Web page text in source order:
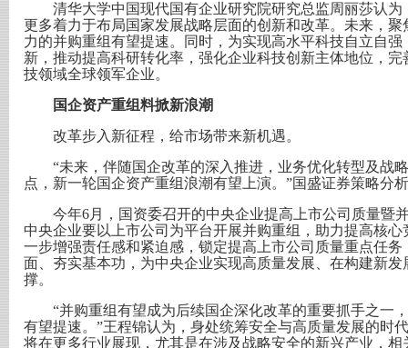
清华大学中国现代国有企业研究院研究总监周丽莎认为
更多着力于布局国家发展战略层面的创新和改革。未来，
力的并购重组有望提速。同时，为实现高水平科技自立自
新，推动提高科研转化率，强化企业科技创新主体地位，
技领域全球领军企业。
国企资产重组料掀新浪潮
改革步入新征程，给市场带来新机遇。
“未来，伴随国企改革的深入推进，业务优化转型及战
点，新一轮国企资产重组浪潮有望上演。”国盛证券策略分
今年6月，国资委召开的中央企业提高上市公司质量暨
中央企业要以上市公司为平台开展并购重组，助力提高核
一步增强责任感和紧迫感，锁定提高上市公司质量重点任
面、夯实基本功，为中央企业实现高质量发展、在构建新
撑。
“并购重组有望成为后续国企深化改革的重要抓手之一
有望提速。”王程锦认为，身处统筹安全与高质量发展的时
将在更多行业展现，尤其是在涉及战略安全的新兴产业，